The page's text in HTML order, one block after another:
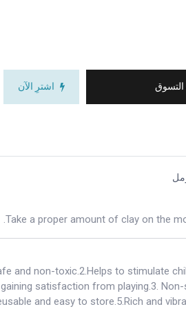
التسوق اشترِ الآن
Take a proper amount of clay on the
and non-toxic.2.Helps to stimulate
gaining satisfaction from playing.3.
and easy to store.5.Rich and